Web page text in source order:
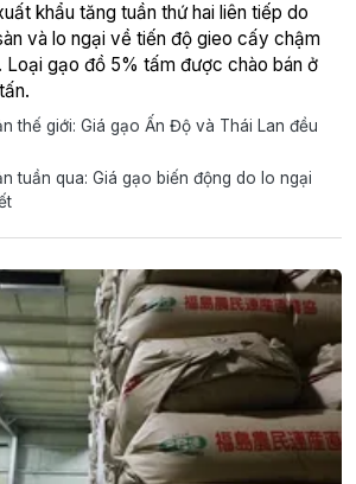
khẩu tăng tuần thứ hai liên tiếp do
và lo ngại về tiến độ gieo cấy chậm
Loại gạo đồ 5% tấm được chào bán ở
thế giới: Giá gạo Ấn Độ và Thái Lan đều
tuần qua: Giá gạo biến động do lo ngại